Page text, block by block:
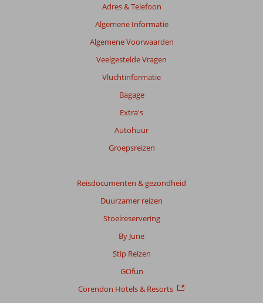
Adres & Telefoon
Algemene Informatie
Algemene Voorwaarden
Veelgestelde Vragen
Vluchtinformatie
Bagage
Extra's
Autohuur
Groepsreizen
Reisdocumenten & gezondheid
Duurzamer reizen
Stoelreservering
By June
Stip Reizen
GOfun
Corendon Hotels & Resorts